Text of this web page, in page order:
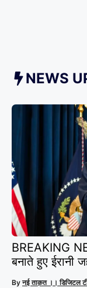
NEWS
BREAKING
बनाते हुए ईरानी
Byनई ताक़त ।। डिजिटल